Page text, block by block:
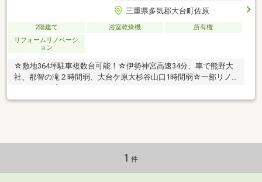
三重県多気郡大台町佐原
2階建て 浴室乾燥機
所有権
リフォームリノベーシ
ョン
☆敷地364坪駐車複数台可能！☆伊勢神宮高速34分、車で熊野大
社、那智の滝２時間弱、大台ケ原大杉谷山口1時間弱☆一部リノ
1 件